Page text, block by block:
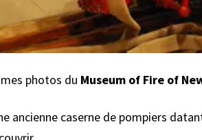
photos du Museum of Fire of
ancienne caserne de pompiers